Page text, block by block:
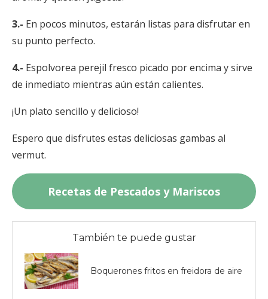
3.- En pocos minutos, estarán listas para disfrutar en
su punto perfecto.
4.- Espolvorea perejil fresco picado por encima y sirve
de inmediato mientras aún están calientes.
¡Un plato sencillo y delicioso!
Espero que disfrutes estas deliciosas gambas al
vermut.
Recetas de Pescados y Mariscos
También te puede gustar
Boquerones fritos en freidora de aire